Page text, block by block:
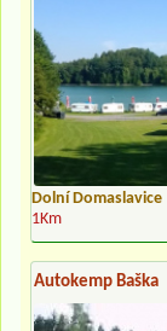
Dolní Domaslavice
1Km
Autokemp Baška